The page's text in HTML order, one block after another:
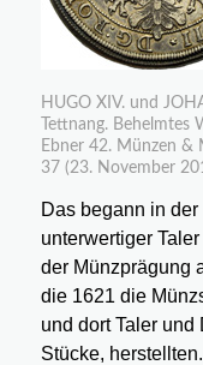
HUGO XIV. und
Tettnang. Behelmtes
Ebner 42. Münzen &
37 (23. November
Das begann in
unterwertiger
der Münzprägung
die 1621 die
und dort Taler und
Stücke, herstellten.